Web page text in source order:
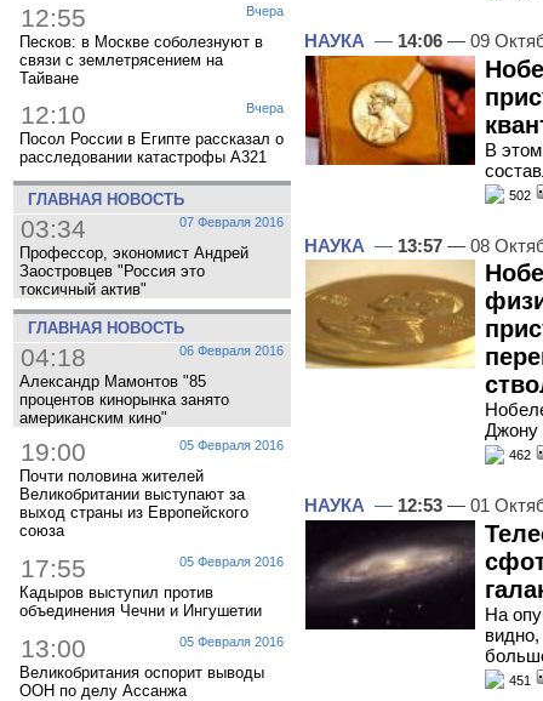
Вчера
12:55
Песков: в Москве соболезнуют в
связи с землетрясением на
Тайване
Вчера
12:10
Посол России в Египте рассказал о
расследовании катастрофы A321
ГЛАВНАЯ НОВОСТЬ
07 Февраля 2016
03:34
Профессор, экономист Андрей
Заостровцев "Россия это
токсичный актив"
ГЛАВНАЯ НОВОСТЬ
06 Февраля 2016
04:18
Александр Мамонтов "85
процентов кинорынка занято
американским кино"
05 Февраля 2016
19:00
Почти половина жителей
Великобритании выступают за
выход страны из Европейского
союза
05 Февраля 2016
17:55
Кадыров выступил против
объединения Чечни и Ингушетии
05 Февраля 2016
13:00
Великобритания оспорит выводы
ООН по делу Ассанжа
НАУКА — 14:06 — 09
В
502
НАУКА — 13:57 — 08
Джону
462
НАУКА — 12:53 — 01
На
видно,
451